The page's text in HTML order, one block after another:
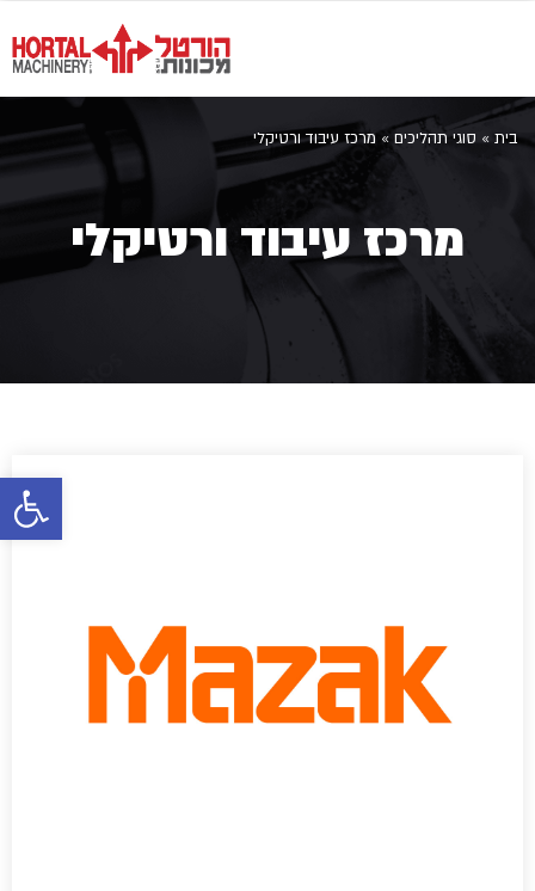
בית » סוגי תהליכים »מרכז עיבוד ורטיקלי
מרכז עיבוד ורטיקלי
פתח